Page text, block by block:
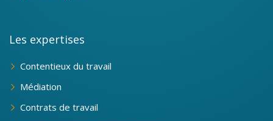
Les expertises
Contentieux du travail
Médiation
Contrats de travail